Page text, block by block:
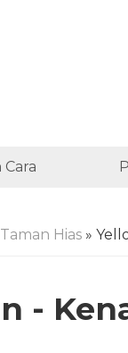
Taman Hias »
-